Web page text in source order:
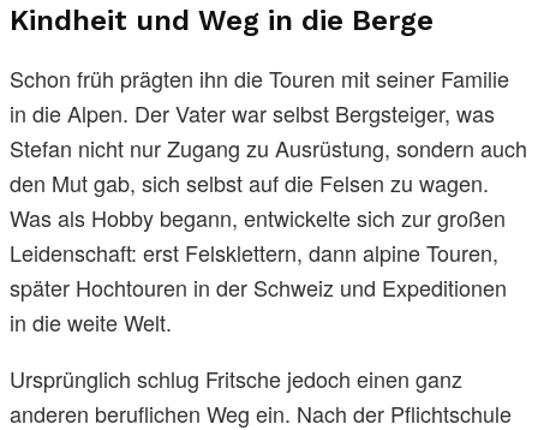
Kindheit und Weg in die Berge
Schon früh prägten ihn die Touren mit seiner Familie
in die Alpen. Der Vater war selbst Bergsteiger, was
Stefan nicht nur Zugang zu Ausrüstung, sondern auch
den Mut gab, sich selbst auf die Felsen zu wagen.
Was als Hobby begann, entwickelte sich zur großen
Leidenschaft: erst Felsklettern, dann alpine Touren,
später Hochtouren in der Schweiz und Expeditionen
in die weite Welt.
Ursprünglich schlug Fritsche jedoch einen ganz
anderen beruflichen Weg ein. Nach der Pflichtschule